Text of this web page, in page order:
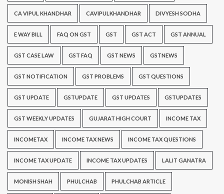
CA VIPUL KHANDHAR CAVIPULKHANDHAR DIVYESH SODHA
E WAY BILL FAQ ON GST GST GST ACT GST ANNUAL
GST CASE LAW GST FAQ GST NEWS GSTNEWS
GST NOTIFICATION GST PROBLEMS GST QUESTIONS
GST UPDATE GSTUPDATE GST UPDATES GSTUPDATES
GST WEEKLY UPDATES GUJARAT HIGH COURT INCOME TAX
INCOMETAX INCOME TAX NEWS INCOME TAX QUESTIONS
INCOME TAX UPDATE INCOME TAX UPDATES LALIT GANATRA
MONISH SHAH PHULCHAB PHULCHAB ARTICLE